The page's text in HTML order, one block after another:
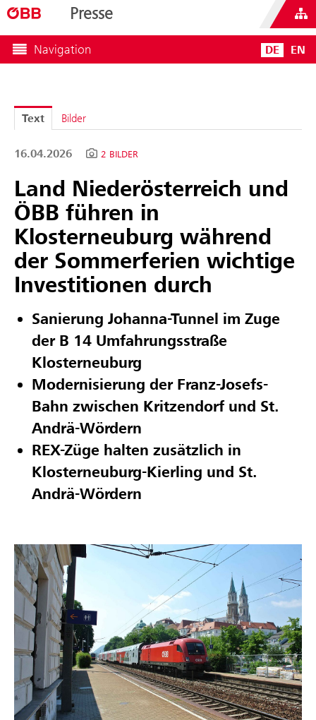
Presse
Navigation DE EN
Text Bilder
16.04.2026 2 BILDER
Land Niederösterreich und
ÖBB führen in
Klosterneuburg während
der Sommerferien wichtige
Investitionen durch
Sanierung Johanna-Tunnel im Zuge
der B 14 Umfahrungsstraße
Klosterneuburg
Modernisierung der Franz-Josefs-
Bahn zwischen Kritzendorf und St.
Andrä-Wördern
REX-Züge halten zusätzlich in
Klosterneuburg-Kierling und St.
Andrä-Wördern